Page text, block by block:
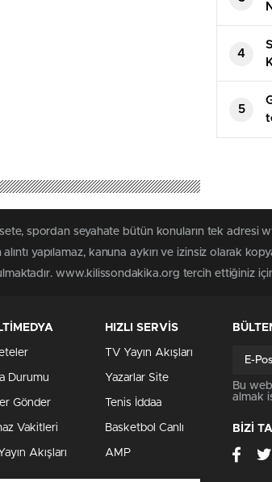
4
5
spordan seyahate bütün konuların tek adresi
yapılamaz, kanuna aykırı ve izinsiz olarak
www.kilissondakika.org tercih ettiğiniz
Durumu
Gönder
Vakitleri
Akışları
HIZLI SERVİS
TV Yayın Akışları
Yazarlar Site
Tenis İddaa
Basketbol Canlı
AMP
Bu
almak
BİZİ